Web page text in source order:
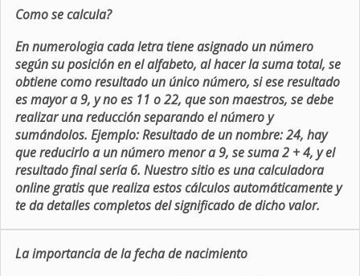
Como se calcula?
En numerologia cada letra tiene asignado un número
según su posición en el alfabeto, al hacer la suma total, se
obtiene como resultado un único número, si ese resultado
es mayor a 9, y no es 11 o 22, que son maestros, se debe
realizar una reducción separando el número y
sumándolos. Ejemplo: Resultado de un nombre: 24, hay
que reducirlo a un número menor a 9, se suma 2 + 4, y el
resultado final sería 6. Nuestro sitio es una calculadora
online gratis que realiza estos cálculos automáticamente y
te da detalles completos del significado de dicho valor.
La importancia de la fecha de nacimiento